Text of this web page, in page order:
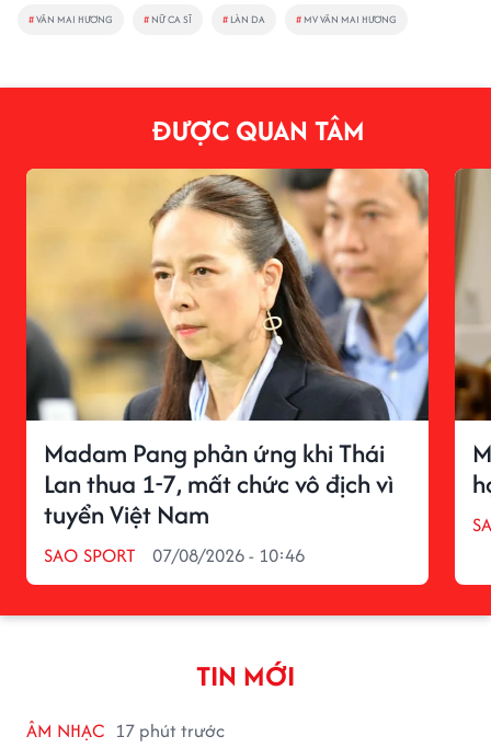
#VĂN MAI HƯƠNG # NỮ CA SĨ # LÀN DA # MV VĂN MAI HƯƠNG
ĐƯỢC QUAN TÂM
Madam Pang phản ứng khi Thái
Lan thua 1-7, mất chức vô địch vì
tuyển Việt Nam
SAO SPORT 07/08/2026 - 10:46
TIN MỚI
ÂM NHẠC 17 phút trước